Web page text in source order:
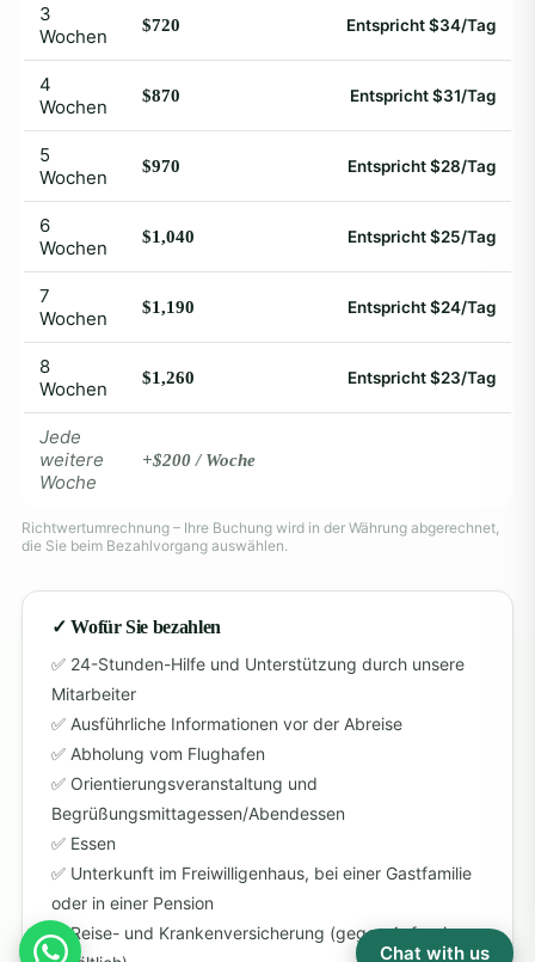
3
Wochen
$720 Entspricht $34/Tag
4
Wochen
$870 Entspricht $31/Tag
5
Wochen
$970 Entspricht $28/Tag
6
Wochen
$1,040 Entspricht $25/Tag
7
Wochen
$1,190 Entspricht $24/Tag
8
Wochen
$1,260 Entspricht $23/Tag
Jede
weitere
Woche
+$200 / Woche
Richtwertumrechnung – Ihre Buchung wird in der Währung abgerechnet,
die Sie beim Bezahlvorgang auswählen.
✓ Wofür Sie bezahlen
24-Stunden-Hilfe und Unterstützung durch unsere
Mitarbeiter
Ausführliche Informationen vor der Abreise
Abholung vom Flughafen
Orientierungsveranstaltung und
Begrüßungsmittagessen/Abendessen
Essen
Unterkunft im Freiwilligenhaus, bei einer Gastfamilie
oder in einer Pension
Reise- und Krankenversicherung (gegen Aufpreis
Chat with us